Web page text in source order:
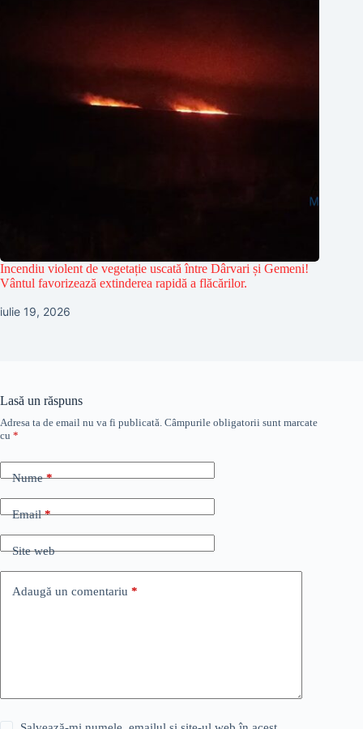
Incendiu violent de vegetație uscată între Dârvari și Gemeni!
Vântul favorizează extinderea rapidă a flăcărilor.
iulie 19, 2026
Lasă un răspuns
Adresa ta de email nu va fi publicată. Câmpurile obligatorii sunt marcate
cu *
Nume*
Email*
Site web
Adaugă un comentariu *